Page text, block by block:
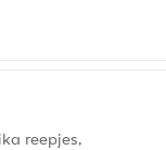
reepjes,